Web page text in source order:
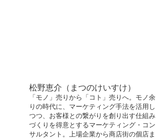
松野恵介（まつのけいすけ）
「モノ」売りから「コト」売りへ。モノ余
りの時代に、マーケティング手法を活用し
つつ、お客様との繋がりを創り出す仕組み
づくりを得意とするマーケティング・コン
サルタント。上場企業から商店街の個店ま